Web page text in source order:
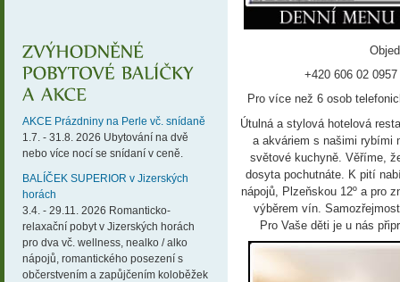
AKCE Prázdniny na Perle vč. snídaně
1.7. - 31.8. 2026 Ubytování na dvě
nebo více nocí se snídaní v ceně.
BALÍČEK SUPERIOR v Jizerských
horách
3.4. - 29.11. 2026 Romanticko-
relaxační pobyt v Jizerských horách
pro dva vč. wellness, nealko / alko
nápojů, romantického posezení s
občerstvením a zapůjčením koloběžek
+420 606 02
Pro více než 6 osob
Útulná a stylová hotelová
a akváriem s našimi rybími
světové kuchyně. Věříme,
dosyta pochutnáte. K pití
nápojů, Plzeňskou 12º a pro
výběrem vín.
Pro Vaše děti je u nás